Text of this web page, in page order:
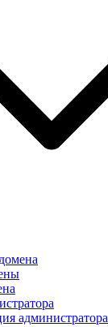
администратора